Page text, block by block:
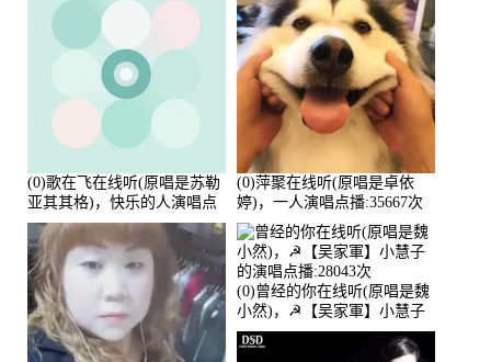
(0)歌在飞在线听(原唱是苏勒
亚其其格)，快乐的人演唱点
播:36次
(0)萍聚在线听(原唱是卓依
婷)，一人演唱点播:35667次
(0)曾经的你在线听(原唱是魏
小然)，☭【吴家軍】小慧子
的演唱点播:28043次